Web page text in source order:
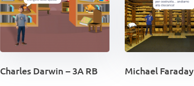
Charles Darwin – 3A RB Michael Faraday